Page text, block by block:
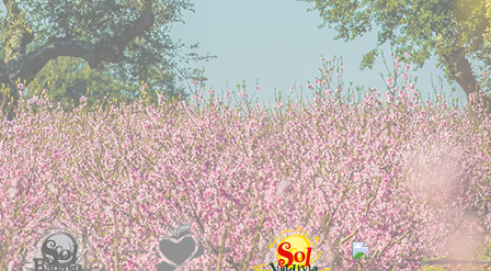
TRABAJA CON NOSOTROS
EQUIPO